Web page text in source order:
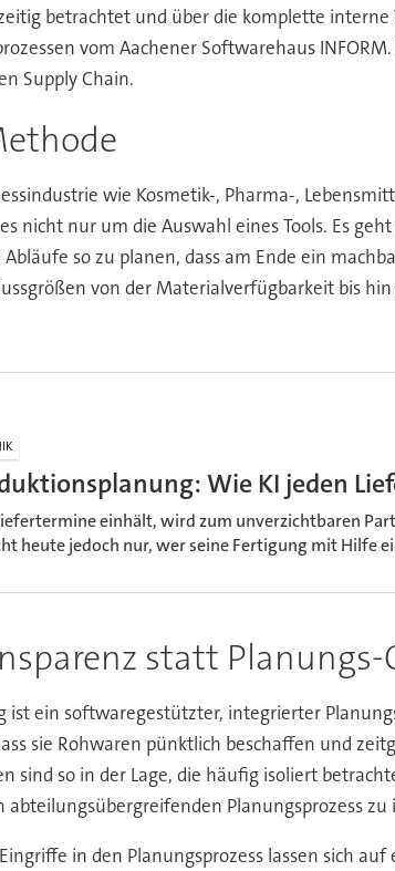
betrachtet und über die komplette
vom Aachener Softwarehaus
Supply Chain.
wie Kosmetik-, Pharma-,
nicht nur um die Auswahl eines Tools. Es
so zu planen, dass am Ende ein
von der Materialverfügbarkeit bis
Wie KI jeden
einhält, wird zum unverzichtbaren
heute jedoch nur, wer seine Fertigung mit Hilfe
statt Planungs-
ist ein softwaregestützter, integrierter
sie Rohwaren pünktlich beschaffen und
sind so in der Lage, die häufig isoliert
Planungsprozess zu
in den Planungsprozess lassen sich